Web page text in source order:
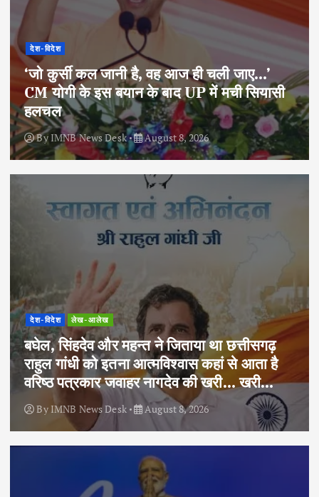
देश-विदेश
‘जो कुर्सी कल जानी है, वह आज ही चली जाए…’
CM योगी के इस बयान के बाद UP में मची सियासी
हलचल
ByIMNB News Desk August 8, 2026
देश-विदेश लेख-आलेख
बघेल, सिंहदेव और महन्त ने जिताया था छत्तीसगढ़
राहुल गांधी को इतना आत्मविश्वास कहां से आता है
वरिष्ठ पत्रकार जवाहर नागदेव की खरी… खरी…
By IMNB News Desk August 8, 2026